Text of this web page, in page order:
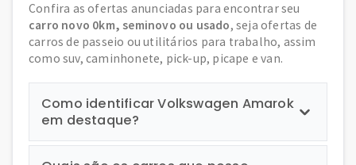
Confira as ofertas anunciadas para encontrar seu
carro novo 0km, seminovo ou usado, seja ofertas de
carros de passeio ou utilitários para trabalho, assim
como suv, caminhonete, pick-up, picape e van.
Como identificar Volkswagen Amarok
em destaque?